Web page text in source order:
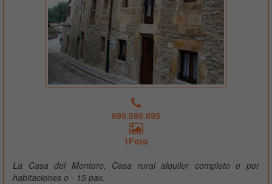
695.595.895
1Foto
La Casa del Montero, Casa rural alquiler completo o por
habitaciones o - 15 pax.